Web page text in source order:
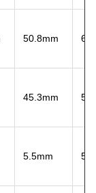
50.8mm
45.3mm
5.5mm